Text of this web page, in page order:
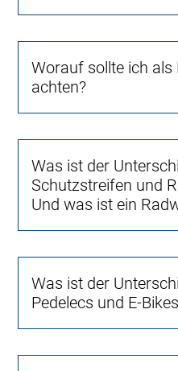
Worauf sollte ich als
achten?
Was ist der
Schutzstreifen und
Und was ist ein
Was ist der
Pedelecs und E-